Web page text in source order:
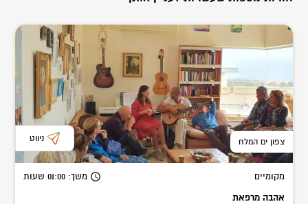
צפון ים המלח ניווט
מקומיים משך: 01:00 שעות
אהבה מרפאת